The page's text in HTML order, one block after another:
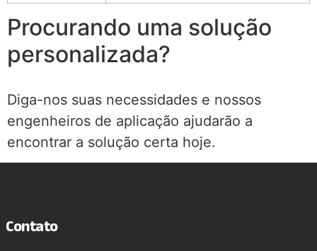
Procurando uma solução
personalizada?
Diga-nos suas necessidades e nossos
engenheiros de aplicação ajudarão a
encontrar a solução certa hoje.
Contato